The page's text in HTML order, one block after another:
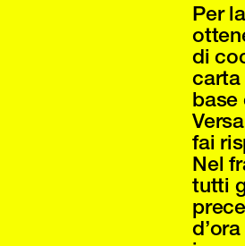
Per
di
carta
base
fai
Nel
tutti